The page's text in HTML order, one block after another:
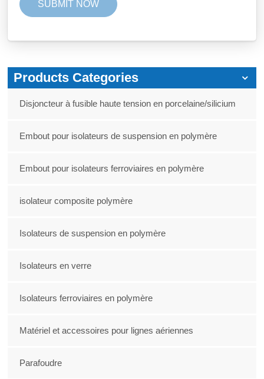
Products Categories
Disjoncteur à fusible haute tension en porcelaine/silicium
Embout pour isolateurs de suspension en polymère
Embout pour isolateurs ferroviaires en polymère
isolateur composite polymère
Isolateurs de suspension en polymère
Isolateurs en verre
Isolateurs ferroviaires en polymère
Matériel et accessoires pour lignes aériennes
Parafoudre